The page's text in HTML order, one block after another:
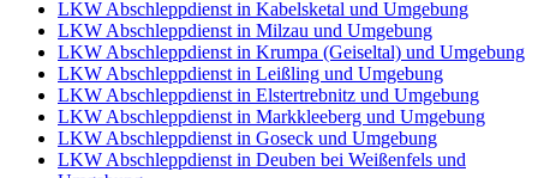
LKW Abschleppdienst in Kabelsketal und Umgebung
LKW Abschleppdienst in Milzau und Umgebung
LKW Abschleppdienst in Krumpa (Geiseltal) und Umgebung
LKW Abschleppdienst in Leißling und Umgebung
LKW Abschleppdienst in Elstertrebnitz und Umgebung
LKW Abschleppdienst in Markkleeberg und Umgebung
LKW Abschleppdienst in Goseck und Umgebung
LKW Abschleppdienst in Deuben bei Weißenfels und